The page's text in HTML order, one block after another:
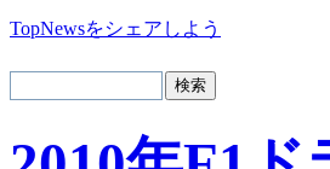
TopNewsをシェアしよう